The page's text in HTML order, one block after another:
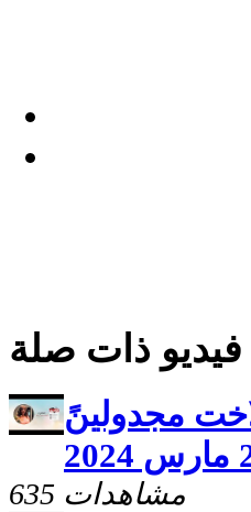
فيديو ذات صلة
مجدولينً
635 مشاهدات